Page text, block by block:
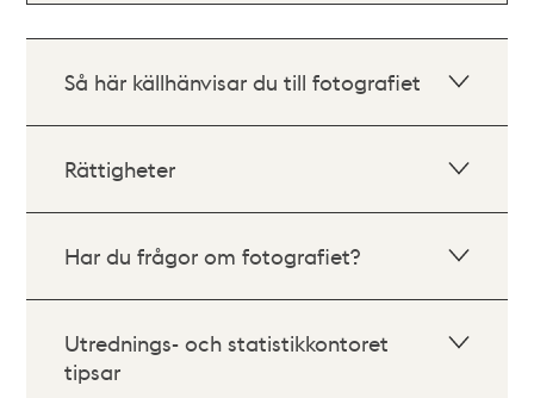
Så här källhänvisar du till fotografiet
Rättigheter
Har du frågor om fotografiet?
Utrednings- och statistikkontoret
tipsar